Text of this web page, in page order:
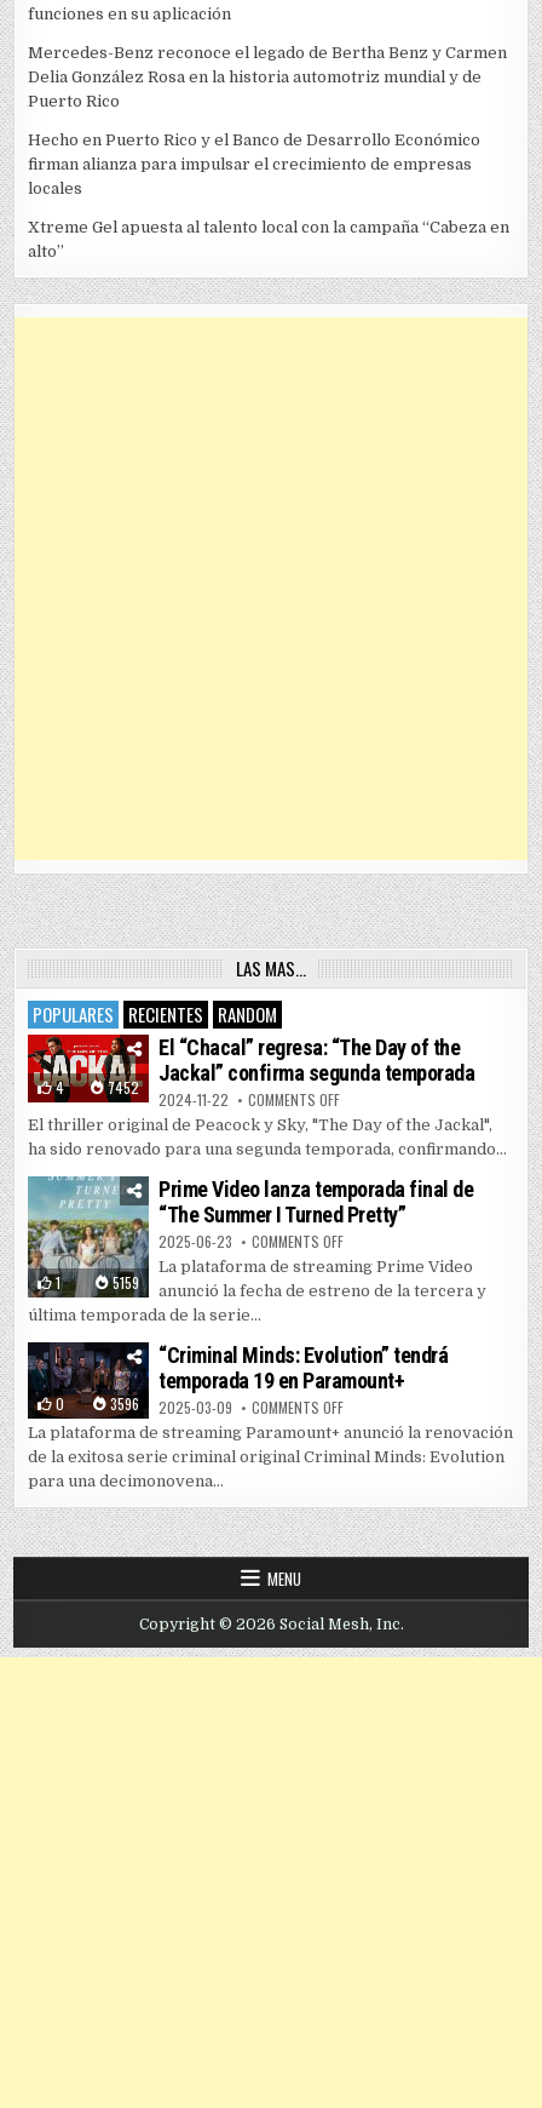
funciones en su aplicación
Mercedes-Benz reconoce el legado de Bertha Benz y Carmen
Delia González Rosa en la historia automotriz mundial y de
Puerto Rico
Hecho en Puerto Rico y el Banco de Desarrollo Económico
firman alianza para impulsar el crecimiento de empresas
locales
Xtreme Gel apuesta al talento local con la campaña “Cabeza en
alto”
LAS MAS…
POPULARES
RECIENTES RANDOM
4 7452
El “Chacal” regresa: “The Day of the
Jackal” confirma segunda temporada
2024-11-22 COMMENTS OFFON EL “CHACAL” REGRESA: “THE
El thriller original de Peacock y Sky, "The Day of the Jackal",
ha sido renovado para una segunda temporada, confirmando...
1 5159
Prime Video lanza temporada final de
“The Summer I Turned Pretty”
2025-06-23 COMMENTS OFFON PRIME VIDEO LANZA
La plataforma de streaming Prime Video
anunció la fecha de estreno de la tercera y
última temporada de la serie...
0 3596
“Criminal Minds: Evolution” tendrá
temporada 19 en Paramount+
2025-03-09 COMMENTS OFFON “CRIMINAL MINDS:
La plataforma de streaming Paramount+ anunció la renovación
de la exitosa serie criminal original Criminal Minds: Evolution
para una decimonovena...
MENU
Copyright © 2026 Social Mesh, Inc.